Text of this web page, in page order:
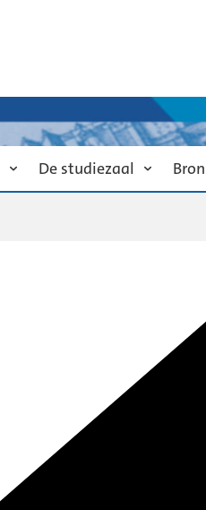
De studiezaal